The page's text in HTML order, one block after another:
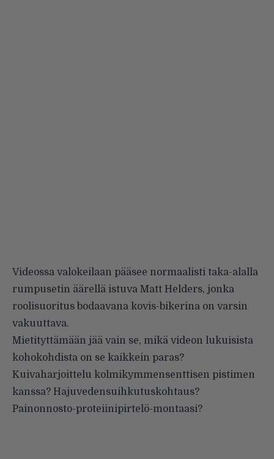
Videossa valokeilaan pääsee normaalisti taka-alalla
rumpusetin äärellä istuva Matt Helders, jonka
roolisuoritus bodaavana kovis-bikerina on varsin
vakuuttava.
Mietityttämään jää vain se, mikä videon lukuisista
kohokohdista on se kaikkein paras?
Kuivaharjoittelu kolmikymmensenttisen pistimen
kanssa? Hajuvedensuihkutuskohtaus?
Painonnosto-proteiinipirtelö-montaasi?